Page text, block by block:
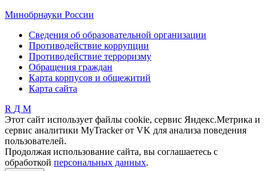
Минобрнауки России
Сведения об образовательной организации
Противодействие коррупции
Противодействие терроризму
Обращения граждан
Карта корпусов и общежитий
Карта сайта
R Д М
Этот сайт использует файлы cookie, сервис Яндекс.Метрика и
сервис аналитики MyTracker от VK для анализа поведения
пользователей.
Продолжая использование сайта, вы соглашаетесь с
обработкой персональных данных.